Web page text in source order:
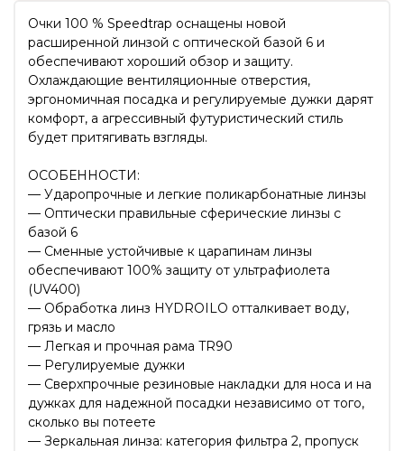
Очки 100 % Speedtrap оснащены новой
расширенной линзой с оптической базой 6 и
обеспечивают хороший обзор и защиту.
Охлаждающие вентиляционные отверстия,
эргономичная посадка и регулируемые дужки дарят
комфорт, а агрессивный футуристический стиль
будет притягивать взгляды.
ОСОБЕННОСТИ:
— Ударопрочные и легкие поликарбонатные линзы
— Оптически правильные сферические линзы с
базой 6
— Сменные устойчивые к царапинам линзы
обеспечивают 100% защиту от ультрафиолета
(UV400)
— Обработка линз HYDROILO отталкивает воду,
грязь и масло
— Легкая и прочная рама TR90
— Регулируемые дужки
— Сверхпрочные резиновые накладки для носа и на
дужках для надежной посадки независимо от того,
сколько вы потеете
— Зеркальная линза: категория фильтра 2, пропуск